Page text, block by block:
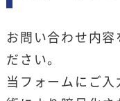
お問い合わせ内容
ださい。
当フォームにご